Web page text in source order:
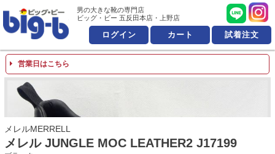
男の大きな靴の専門店 ビッ
男の大きな靴の専門店
ビッグ・ビー 五反田本店・上野店
ログイン カート 試着注文
営業日はこちら
メレルMERRELL
メレル JUNGLE MOC LEATHER2 J17199